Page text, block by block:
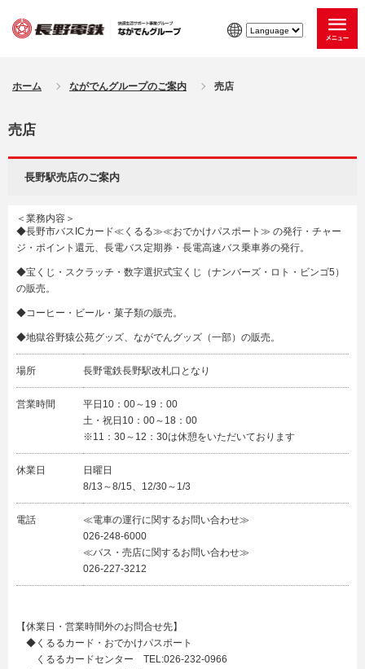
ホーム ながでんグループのご案内 売店
売店
長野駅売店のご案内
＜業務内容＞
◆長野市バスICカード≪くるる≫≪おでかけパスポート≫ の発行・チャー
ジ・ポイント還元、長電バス定期券・長電高速バス乗車券の発行。
◆宝くじ・スクラッチ・数字選択式宝くじ（ナンバーズ・ロト・ビンゴ5）
の販売。
◆コーヒー・ビール・菓子類の販売。
◆地獄谷野猿公苑グッズ、ながでんグッズ（一部）の販売。
場所 長野電鉄長野駅改札口となり
営業時間
平日10：00～19：00
土・祝日10：00～18：00
※11：30～12：30は休憩をいただいております
休業日
日曜日
8/13～8/15、12/30～1/3
電話
≪電車の運行に関するお問い合わせ≫
026-248-6000
≪バス・売店に関するお問い合わせ≫
026-227-3212
【休業日・営業時間外のお問合せ先】
◆くるるカード・おでかけパスポート
くるるカードセンター TEL:026-232-0966